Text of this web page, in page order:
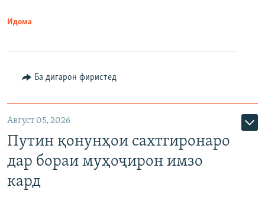
Идома
Ба дигарон фиристед
Август 05, 2026
Путин қонунҳои сахтгиронаро
дар бораи муҳоҷирон имзо
кард